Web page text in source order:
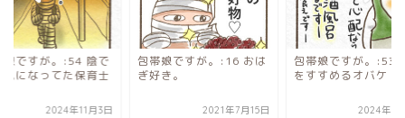
娘ですが。:16 おは
き。
2021年7月15日
包帯娘ですが。:53 除霊
をすすめるオバケ
2024年11月2日
包帯娘ですが。:54
問題児になってた保
2024年11